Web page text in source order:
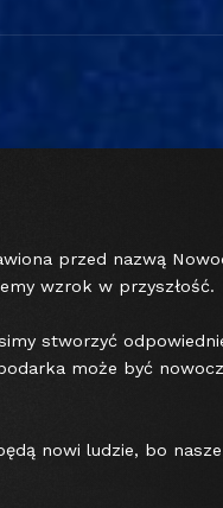
przed nazwą
wzrok w przyszłość.
stworzyć
może być
nowi ludzie, bo